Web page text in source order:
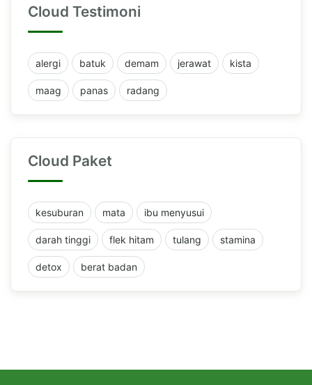
Cloud Testimoni
alergi batuk demam jerawat kista
maag panas radang
Cloud Paket
kesuburan mata ibu menyusui
darah tinggi flek hitam tulang stamina
detox berat badan